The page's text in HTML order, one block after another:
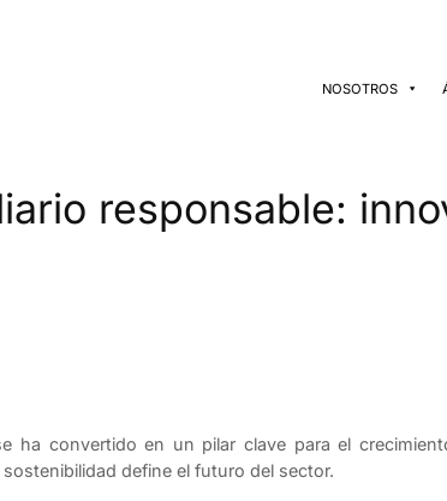
NOSOTROS
responsable:
ha convertido en un pilar clave para el
define el futuro del sector.